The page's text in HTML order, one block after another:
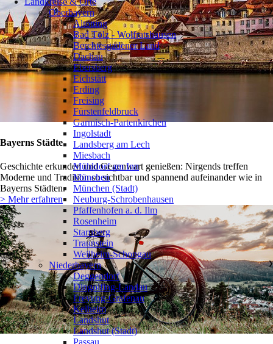
Bayerns Städte
Geschichte erkunden und Gegenwart genießen: Nirgends treffen
Moderne und Tradition so sichtbar und spannend aufeinander wie in
Bayerns Städten.
> Mehr erfahren
Oberbayern
❯
Altötting
Bad Tölz - Wolfratshausen
Berchtesgadener Land
Dachau
Ebersberg
Eichstätt
Erding
Freising
Fürstenfeldbruck
Garmisch-Partenkirchen
Ingolstadt
Landsberg am Lech
Miesbach
Mühldorf am Inn
München
München (Stadt)
Neuburg-Schrobenhausen
Pfaffenhofen a. d. Ilm
Rosenheim
Starnberg
Traunstein
Weilheim-Schongau
Niederbayern
❯
Deggendorf
Dingolfing-Landau
Freyung-Grafenau
Kelheim
Landshut
Landshut (Stadt)
Passau